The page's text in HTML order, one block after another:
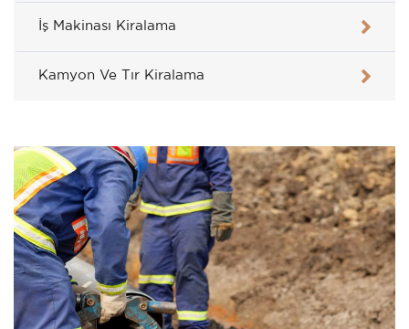
İş Makinası Kiralama
Kamyon Ve Tır Kiralama